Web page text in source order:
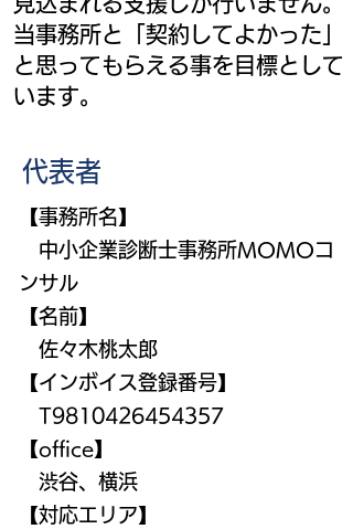
​当事務所と「契約してよかった」
と思ってもらえる事を目標として
います。
代表者
【事務所名】
中小企業診断士事務所MOMOコ
ンサル
【名前】
​ 佐々木桃太郎
【インボイス登録番号】
T9810426454357
【office】
渋谷、横浜
【対応エリア】